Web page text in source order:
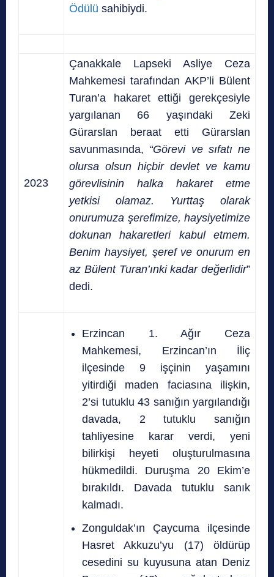
Ödülü sahibiydi.
2023
Çanakkale Lapseki Asliye Ceza
Mahkemesi tarafından AKP’li Bülent
Turan’a hakaret ettiği gerekçesiyle
yargılanan 66 yaşındaki Zeki
Gürarslan beraat etti Gürarslan
savunmasında, “Görevi ve sıfatı ne
olursa olsun hiçbir devlet ve kamu
görevlisinin halka hakaret etme
yetkisi olamaz. Yurttaş olarak
onurumuza şerefimize, haysiyetimize
dokunan hakaretleri kabul etmem.
Benim haysiyet, şeref ve onurum en
az Bülent Turan’ınki kadar değerlidir”
dedi.
Erzincan 1. Ağır Ceza
Mahkemesi, Erzincan’ın İliç
ilçesinde 9 işçinin yaşamını
yitirdiği maden faciasına ilişkin,
2’si tutuklu 43 sanığın yargılandığı
davada, 2 tutuklu sanığın
tahliyesine karar verdi, yeni
bilirkişi heyeti oluşturulmasına
hükmedildi. Duruşma 20 Ekim’e
bırakıldı. Davada tutuklu sanık
kalmadı.
Zonguldak’ın Çaycuma ilçesinde
Hasret Akkuzu’yu (17) öldürüp
cesedini su kuyusuna atan Deniz